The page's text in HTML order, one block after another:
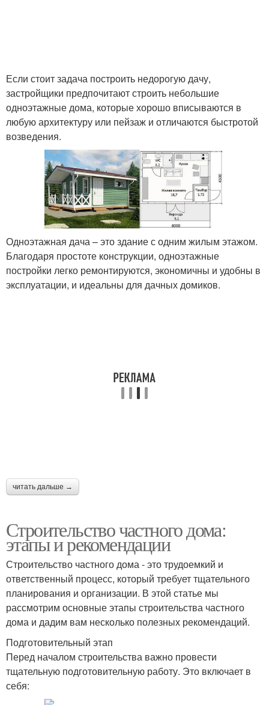
Если стоит задача построить недорогую дачу,
застройщики предпочитают строить небольшие
одноэтажные дома, которые хорошо вписываются в
любую архитектуру или пейзаж и отличаются быстротой
возведения.
Одноэтажная дача – это здание с одним жилым этажом.
Благодаря простоте конструкции, одноэтажные
постройки легко ремонтируются, экономичны и удобны в
эксплуатации, и идеальны для дачных домиков.
читать дальше →
Строительство частного дома:
этапы и рекомендации
Строительство частного дома - это трудоемкий и
ответственный процесс, который требует тщательного
планирования и организации. В этой статье мы
рассмотрим основные этапы строительства частного
дома и дадим вам несколько полезных рекомендаций.
Подготовительный этап
Перед началом строительства важно провести
тщательную подготовительную работу. Это включает в
себя: